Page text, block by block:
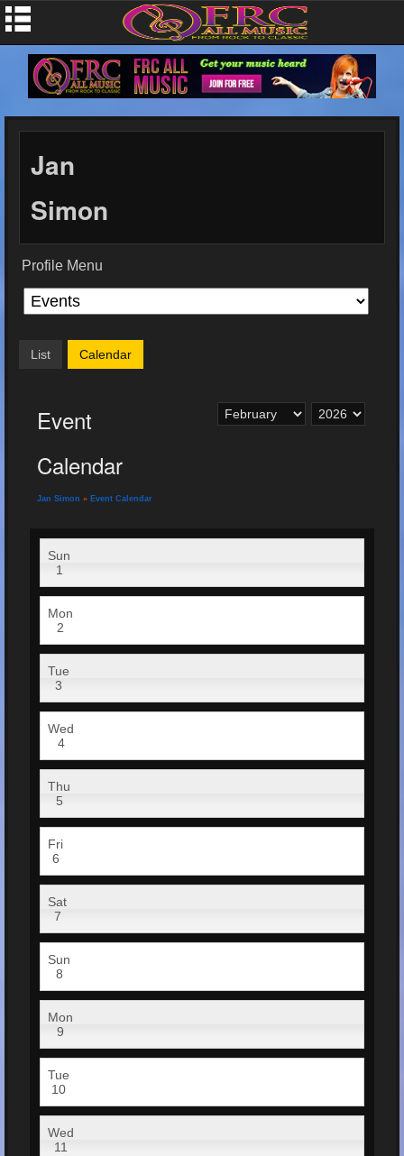
Jan
Simon
Profile Menu
List Calendar
Event
Calendar
Jan Simon » Event Calendar
Sun
1
Mon
2
Tue
3
Wed
4
Thu
5
Fri
6
Sat
7
Sun
8
Mon
9
Tue
10
Wed
11